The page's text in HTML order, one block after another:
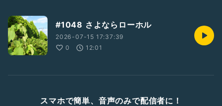
#1048 さよならローホル
2026-07-15 17:37:39
0
12:01
スマホで簡単、音声のみで配信者に！